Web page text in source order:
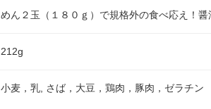
めん２玉（１８０ｇ）で規格外の食べ応え！
212g
小麦，乳, さば，大豆，鶏肉，豚肉，ゼラチン